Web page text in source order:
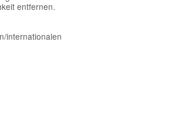
entfernen.
internationalen